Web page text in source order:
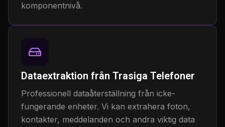
komponentnivå.
Dataextraktion från Trasiga Telefoner
Professionell dataåterställning från icke-
fungerande enheter. Vi kan extrahera foton,
kontakter, meddelanden och andra viktig data